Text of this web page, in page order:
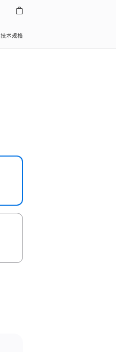
技术规格